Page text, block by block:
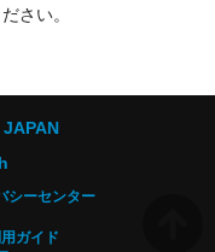
さい。
シーセンター
ガイド